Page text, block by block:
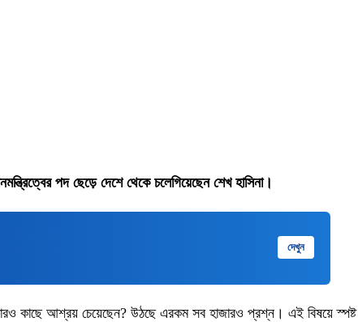
পদ ছেড়ে দেশে থেকে চলেগিয়েছেন শেখ হাসিনা।
দেখুন
আশ্রয় চেয়েছেন? উঠছে এরকম সব হাজারও প্রশ্ন। এই বিষয়ে স্পষ্ট